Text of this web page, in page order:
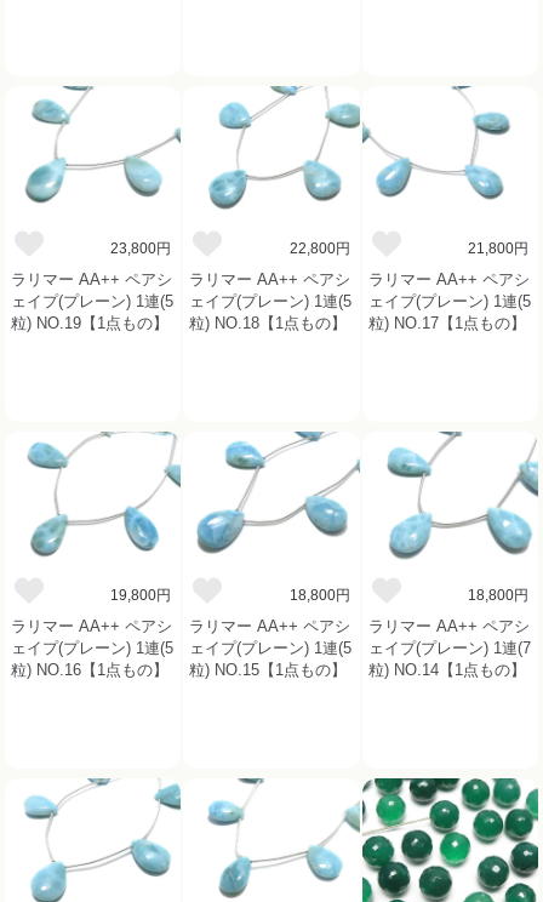
23,800円
ラリマー AA++ ペアシ
ェイプ(プレーン) 1連(5
粒) NO.19【1点もの】
22,800円
ラリマー AA++ ペアシ
ェイプ(プレーン) 1連(5
粒) NO.18【1点もの】
21,800円
ラリマー AA++ ペアシ
ェイプ(プレーン) 1連(5
粒) NO.17【1点もの】
19,800円
ラリマー AA++ ペアシ
ェイプ(プレーン) 1連(5
粒) NO.16【1点もの】
18,800円
ラリマー AA++ ペアシ
ェイプ(プレーン) 1連(5
粒) NO.15【1点もの】
18,800円
ラリマー AA++ ペアシ
ェイプ(プレーン) 1連(7
粒) NO.14【1点もの】